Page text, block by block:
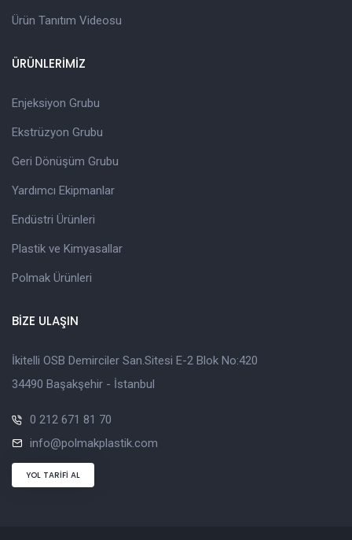
Ürün Tanıtım Videosu
ÜRÜNLERİMİZ
Enjeksiyon Grubu
Ekstrüzyon Grubu
Geri Dönüşüm Grubu
Yardımcı Ekipmanlar
Endüstri Ürünleri
Plastik ve Kimyasallar
Polmak Ürünleri
BİZE ULAŞIN
İkitelli OSB Demirciler San.Sitesi E-2 Blok No:420
34490 Başakşehir - İstanbul
0 212 671 81 70
info@polmakplastik.com
YOL TARİFİ AL